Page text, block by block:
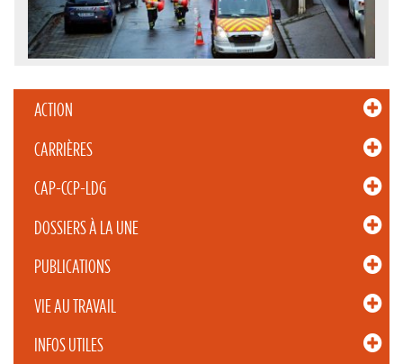
ACTION
CARRIÈRES
CAP-CCP-LDG
DOSSIERS À LA UNE
PUBLICATIONS
VIE AU TRAVAIL
INFOS UTILES